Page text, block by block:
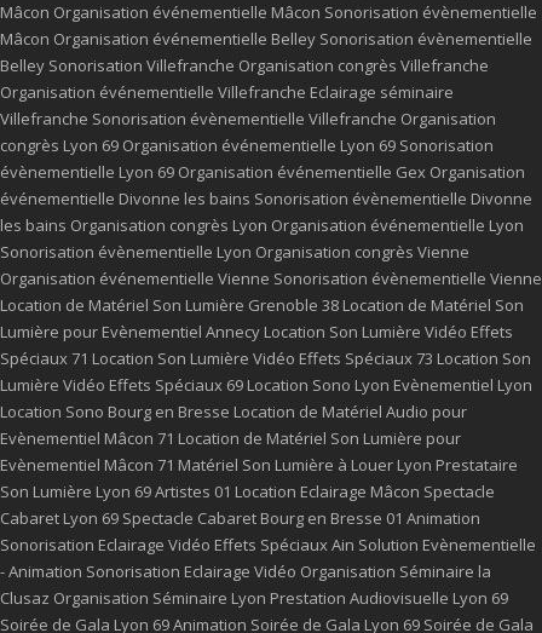
Mâcon Organisation événementielle Mâcon Sonorisation évènementielle
Mâcon Organisation événementielle Belley Sonorisation évènementielle
Belley Sonorisation Villefranche Organisation congrès Villefranche
Organisation événementielle Villefranche Eclairage séminaire
Villefranche Sonorisation évènementielle Villefranche Organisation
congrès Lyon 69 Organisation événementielle Lyon 69 Sonorisation
évènementielle Lyon 69 Organisation événementielle Gex Organisation
événementielle Divonne les bains Sonorisation évènementielle Divonne
les bains Organisation congrès Lyon Organisation événementielle Lyon
Sonorisation évènementielle Lyon Organisation congrès Vienne
Organisation événementielle Vienne Sonorisation évènementielle Vienne
Location de Matériel Son Lumière Grenoble 38 Location de Matériel Son
Lumière pour Evènementiel Annecy Location Son Lumière Vidéo Effets
Spéciaux 71 Location Son Lumière Vidéo Effets Spéciaux 73 Location Son
Lumière Vidéo Effets Spéciaux 69 Location Sono Lyon Evènementiel Lyon
Location Sono Bourg en Bresse Location de Matériel Audio pour
Evènementiel Mâcon 71 Location de Matériel Son Lumière pour
Evènementiel Mâcon 71 Matériel Son Lumière à Louer Lyon Prestataire
Son Lumière Lyon 69Artistes 01 Location Eclairage Mâcon Spectacle
Cabaret Lyon 69 Spectacle Cabaret Bourg en Bresse 01 Animation
Sonorisation Eclairage Vidéo Effets Spéciaux Ain Solution Evènementielle
- Animation Sonorisation Eclairage Vidéo Organisation Séminaire la
Clusaz Organisation Séminaire Lyon Prestation Audiovisuelle Lyon 69
Soirée de Gala Lyon 69Animation Soirée de Gala Lyon 69 Soirée de Gala